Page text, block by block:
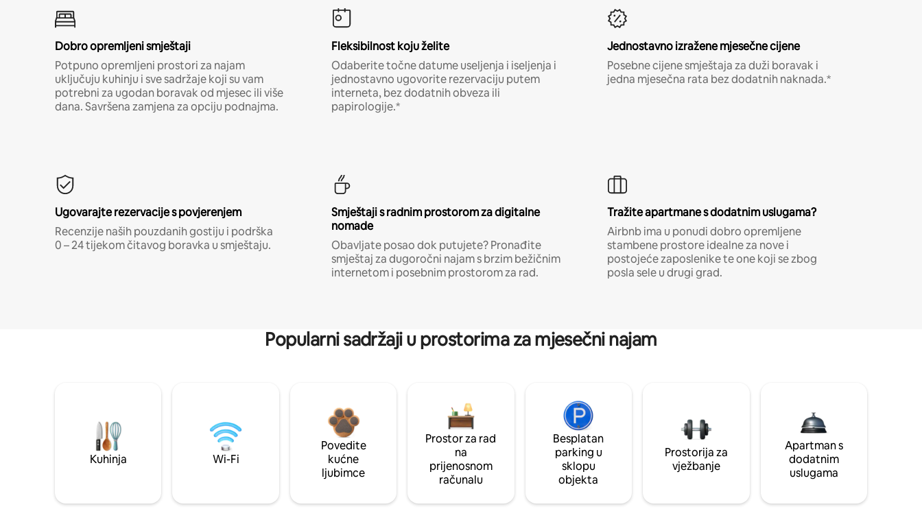
Dobro opremljeni smještaji
Potpuno opremljeni prostori za najam
uključuju kuhinju i sve sadržaje koji su vam
potrebni za ugodan boravak od mjesec ili više
dana. Savršena zamjena za opciju podnajma.
Fleksibilnost koju želite
Odaberite točne datume useljenja i iseljenja i
jednostavno ugovorite rezervaciju putem
interneta, bez dodatnih obveza ili
papirologije.*
Jednostavno izražene mjesečne cijene
Posebne cijene smještaja za duži boravak i
jedna mjesečna rata bez dodatnih naknada.*
Ugovarajte rezervacije s povjerenjem
Recenzije naših pouzdanih gostiju i podrška
0 – 24 tijekom čitavog boravka u smještaju.
Smještaji s radnim prostorom za digitalne
nomade
Obavljate posao dok putujete? Pronađite
smještaj za dugoročni najam s brzim bežičnim
internetom i posebnim prostorom za rad.
Tražite apartmane s dodatnim uslugama?
Airbnb ima u ponudi dobro opremljene
stambene prostore idealne za nove i
postojeće zaposlenike te one koji se zbog
posla sele u drugi grad.
Popularni sadržaji u prostorima za mjesečni najam
Kuhinja Wi-Fi
Povedite
kućne
ljubimce
Prostor za rad
na
prijenosnom
računalu
Besplatan
parking u
sklopu
objekta
Prostorija za
vježbanje
Apartman s
dodatnim
uslugama